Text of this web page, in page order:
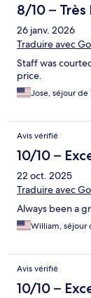
8/10 – Très
26 janv. 2026
Traduire avec
Staff was
price.
Jose, séjour de
Avis vérifié
10/10 –
22 oct. 2025
Traduire avec
Always been a
William, séjour
Avis vérifié
10/10 –